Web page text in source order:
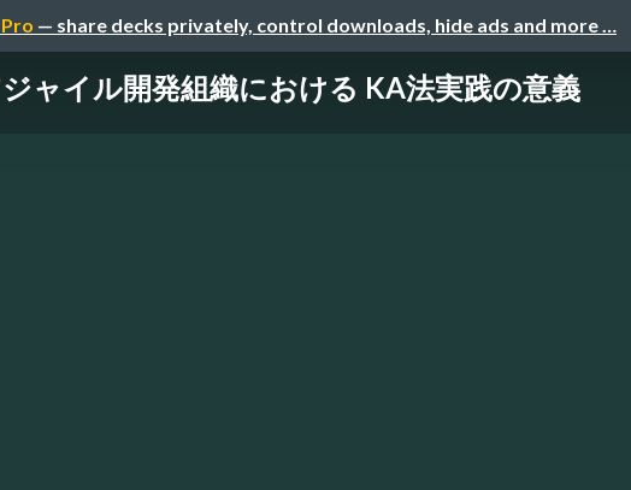
— share decks privately, control downloads, hide ads and more …
ャイル開発組織における KA法実践の意義